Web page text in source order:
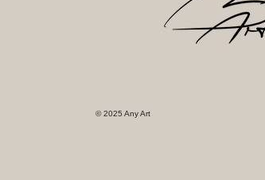
© 2025 Any Art